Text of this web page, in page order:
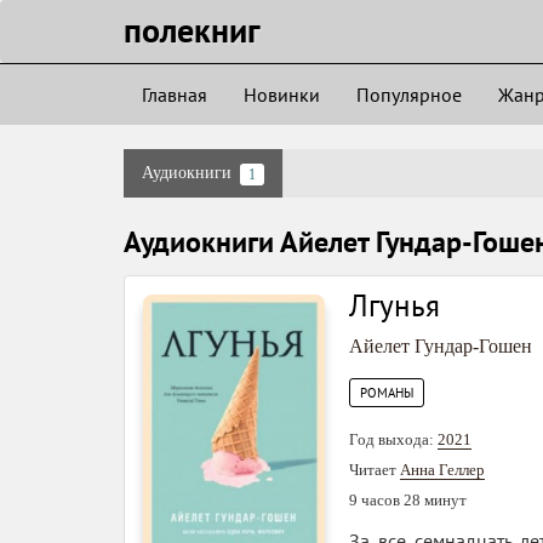
полекниг
Главная Новинки Популярное
Аудиокниги 1
Аудиокниги Айелет Гундар-
Лгунья
Айелет Гундар-Гошен
РОМАНЫ
Год выхода: 2021
Читает Анна Геллер
9 часов 28 минут